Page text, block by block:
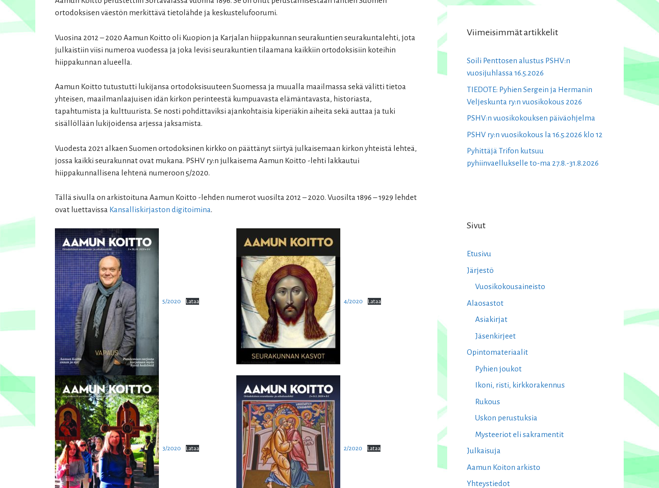
ortodoksisen väestön merkittävä tietolähde ja keskustelufoorumi.
Vuosina 2012 – 2020 Aamun Koitto oli Kuopion ja Karjalan hiippakunnan seurakuntien seurakuntalehti, jota
julkaistiin viisi numeroa vuodessa ja joka levisi seurakuntien tilaamana kaikkiin ortodoksisiin koteihin
hiippakunnan alueella.
Aamun Koitto tutustutti lukijansa ortodoksisuuteen Suomessa ja muualla maailmassa sekä välitti tietoa
yhteisen, maailmanlaajuisen idän kirkon perinteestä kumpuavasta elämäntavasta, historiasta,
tapahtumista ja kulttuurista. Se nosti pohdittaviksi ajankohtaisia kiperiäkin aiheita sekä auttaa ja tuki
sisällöllään lukijoidensa arjessa jaksamista.
Vuodesta 2021 alkaen Suomen ortodoksinen kirkko on päättänyt siirtyä julkaisemaan kirkon yhteistä lehteä,
jossa kaikki seurakunnat ovat mukana. PSHV ry:n julkaisema Aamun Koitto -lehti lakkautui
hiippakunnallisena lehtenä numeroon 5/2020.
Tällä sivulla on arkistoituna Aamun Koitto -lehden numerot vuosilta 2012 – 2020. Vuosilta 1896 – 1929 lehdet
ovat luettavissa Kansalliskirjaston digitoimina.
5/2020 Lataa
3/2020 Lataa
4/2020 Lataa
2/2020 Lataa
Viimeisimmät artikkelit
Soili Penttosen alustus PSHV:n
vuosijuhlassa 16.5.2026
TIEDOTE: Pyhien Sergein ja Hermanin
Veljeskunta ry:n vuosikokous 2026
PSHV:n vuosikokouksen päiväohjelma
PSHV ry:n vuosikokous la 16.5.2026 klo 12
Pyhittäjä Trifon kutsuu
pyhiinvaellukselle to-ma 27.8.-31.8.2026
Sivut
Etusivu
Järjestö
Vuosikokousaineisto
Alaosastot
Asiakirjat
Jäsenkirjeet
Opintomateriaalit
Pyhien joukot
Ikoni, risti, kirkkorakennus
Rukous
Uskon perustuksia
Mysteeriot eli sakramentit
Julkaisuja
Aamun Koiton arkisto
Yhteystiedot